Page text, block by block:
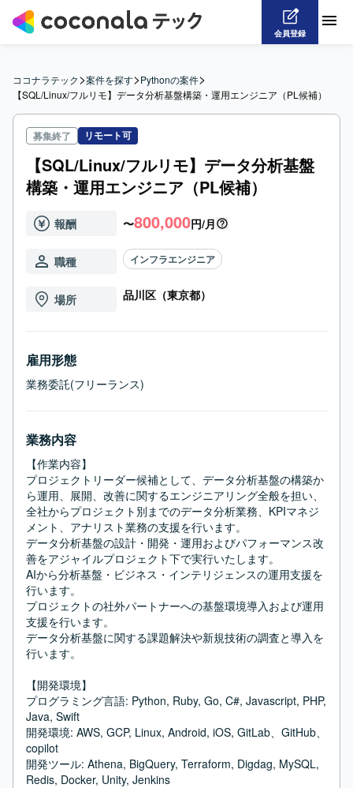
会員登録
ココナラテック>案件を探す>Pythonの案件>
【SQL/Linux/フルリモ】データ分析基盤構築・運用エンジニア（PL候補）
募集終了 リモート可
【SQL/Linux/フルリモ】データ分析基盤
構築・運用エンジニア（PL候補）
報酬 〜800,000円/月
職種 インフラエンジニア
場所 品川区（東京都）
雇用形態
業務委託(フリーランス)
業務内容
【作業内容】
プロジェクトリーダー候補として、データ分析基盤の構築か
ら運用、展開、改善に関するエンジニアリング全般を担い、
全社からプロジェクト別までのデータ分析業務、KPIマネジ
メント、アナリスト業務の支援を行います。
データ分析基盤の設計・開発・運用およびパフォーマンス改
善をアジャイルプロジェクト下で実行いたします。
AIから分析基盤・ビジネス・インテリジェンスの運用支援を
行います。
プロジェクトの社外パートナーへの基盤環境導入および運用
支援を行います。
データ分析基盤に関する課題解決や新規技術の調査と導入を
行います。
【開発環境】
プログラミング言語: Python, Ruby, Go, C#, Javascript, PHP,
Java, Swift
開発環境: AWS, GCP, Linux, Android, iOS, GitLab、GitHub、
copilot
開発ツール: Athena, BigQuery, Terraform, Digdag, MySQL,
Redis, Docker, Unity, Jenkins